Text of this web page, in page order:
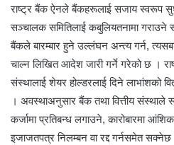
राष्ट्र बैंक ऐनले बैंकहरूलाई सजाय स्वरूप
सञ्चालक समितिलाई कबुलियतनामा गराउने
बैंकले बारम्बार हुने उल्लंघन अन्त्य गर्न,
चाल्न लिखित आदेश जारी गर्ने गरेको छ ।
संस्थालाई शेयर होल्डरलाई दिने लाभांशको
। अवस्थाअनुसार बैंक तथा वित्तीय संस्थाले
कर्जामा प्रतिबन्ध लगाउने, कारोबारमा
इजाजतपत्र निलम्बन वा रद्द गर्नसमेत सक्नेछ